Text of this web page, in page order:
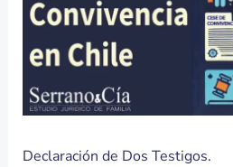
Declaración de Dos Testigos.